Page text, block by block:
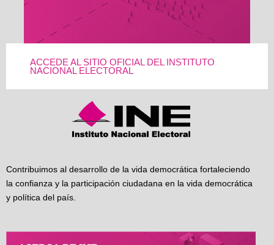
ACCEDE AL SITIO OFICIAL DEL INSTITUTO
NACIONAL ELECTORAL
Contribuimos al desarrollo de la vida democrática fortaleciendo
la confianza y la participación ciudadana en la vida democrática
y política del país.